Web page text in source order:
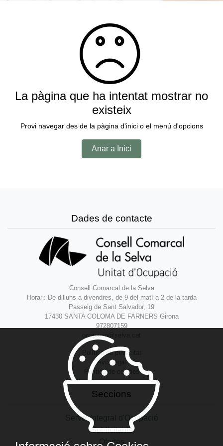
La pàgina que ha intentat mostrar no
existeix
Provi navegar des de la pàgina d'inici o el menú d'opcions
Anar a Inici
Dades de contacte
Consell Comarcal de la Selva
Horari: De dilluns a divendres, de 9 del matí a 2 de la tarda
Passeig de Sant Salvador, 19
17430 SANTA COLOMA DE FARNERS Girona
972807159
ocupacio@selva.cat
Política de privacitat
Avís legal
Política de cookies
Seccions
Servei Integral d'Ocupació
Sol·licitants
Ofertes